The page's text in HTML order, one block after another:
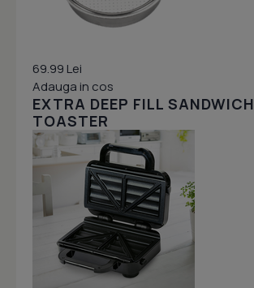
69.99 Lei
Adauga in cos
EXTRA DEEP FILL SANDWICH
TOASTER